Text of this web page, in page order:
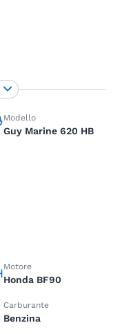
Modello
Guy Marine 620 HB
Motore
Honda BF90
Carburante
Benzina